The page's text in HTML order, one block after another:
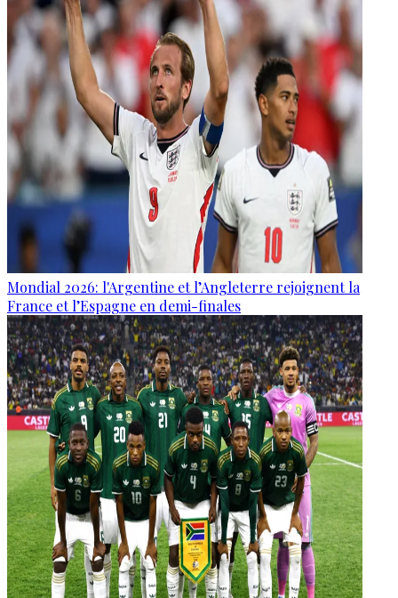
Mondial 2026: l'Argentine et l’Angleterre rejoignent la
France et l’Espagne en demi-finales